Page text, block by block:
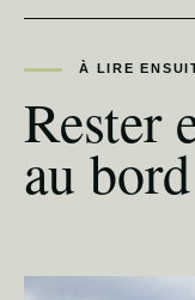
À LIRE
Rester
au